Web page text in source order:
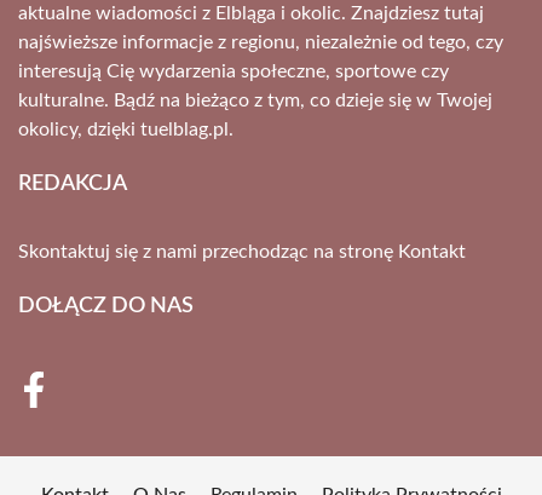
aktualne wiadomości z Elbląga i okolic. Znajdziesz tutaj
najświeższe informacje z regionu, niezależnie od tego, czy
interesują Cię wydarzenia społeczne, sportowe czy
kulturalne. Bądź na bieżąco z tym, co dzieje się w Twojej
okolicy, dzięki tuelblag.pl.
REDAKCJA
Skontaktuj się z nami przechodząc na stronę Kontakt
DOŁĄCZ DO NAS